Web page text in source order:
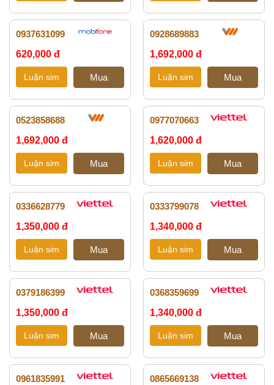
0937631099
620,000 đ
0928689883
1,692,000 đ
0523858688
1,692,000 đ
0977070663
1,620,000 đ
0336628779
1,350,000 đ
0333799078
1,340,000 đ
0379186399
1,350,000 đ
0368359699
1,340,000 đ
0961835991
0865669138